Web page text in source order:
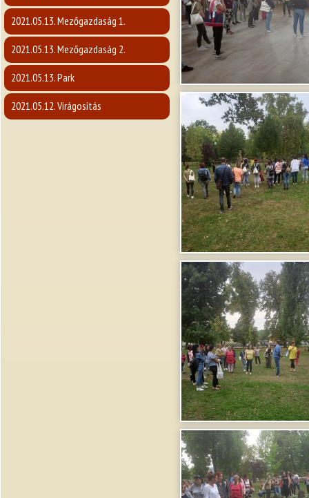
2021.05.13. Mezőgazdaság 1.
2021.05.13. Mezőgazdaság 2.
2021.05.13. Park
2021.05.12. Virágosítás